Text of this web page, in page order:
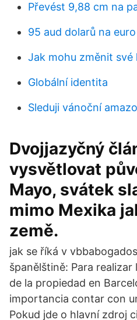
Převést 9,88 cm na
95 aud dolarů na euro
Jak mohu změnit
Globální identita
Sleduji vánoční
Dvojjazyčný
vysvětlovat
Mayo, svátek
mimo Mexika
země.
jak se říká v
španělštině: Para
de la propiedad en
importancia contar con
Pokud jde o hlavní zdroj